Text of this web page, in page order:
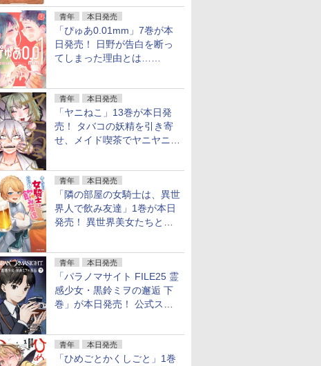
青年 本日発売
「ぴゅあ0.01mm」7巻が本
日発売！ 日野が告白を断っ
てしまった理由とは……
青年 本日発売
「ヤニねこ」13巻が本日発
売！ タバコの妖精を引き寄
せ、メイド喫茶でヤニヤニき
青年 本日発売
「隣の部屋の女騎士は、異世
界人で飲み友達」1巻が本日
発売！ 異世界美女たちとハ
青年 本日発売
「パラノマサイト FILE25 霊
感少女・黒鈴ミヲの邂逅 下
巻」が本日発売！ 公式スピ
青年 本日発売
「ひめごとかくしごと」1巻